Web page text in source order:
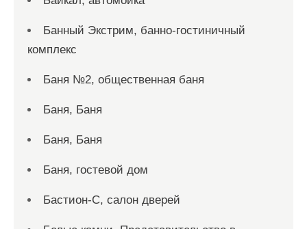
Банный Экстрим, банно-гостиничный
комплекс
Баня №2, общественная баня
Баня, Баня
Баня, Баня
Баня, гостевой дом
Бастион-С, салон дверей